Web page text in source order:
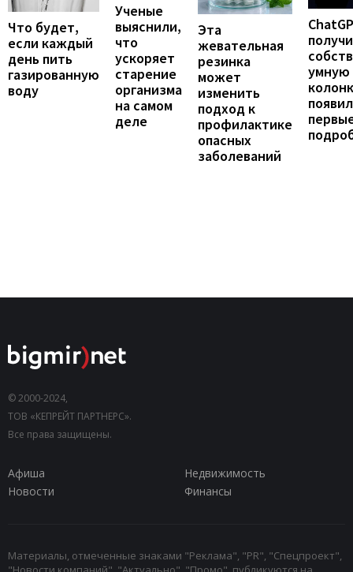
Что будет,
если каждый
день пить
газированную
воду
Ученые
выяснили,
что
ускоряет
старение
организма
на самом
деле
Эта
жевательная
резинка
может
изменить
подход к
профилактике
опасных
заболеваний
умную
© 2000-2024,
ТОВ «КЕПРЕЙТ ПАРТНЕРС».
Все права защищены.
Афиша
Недвижимость
Новости
Финансы
Материалы, отмеченные знаками "Реклама", "PR", "Спецпроект",